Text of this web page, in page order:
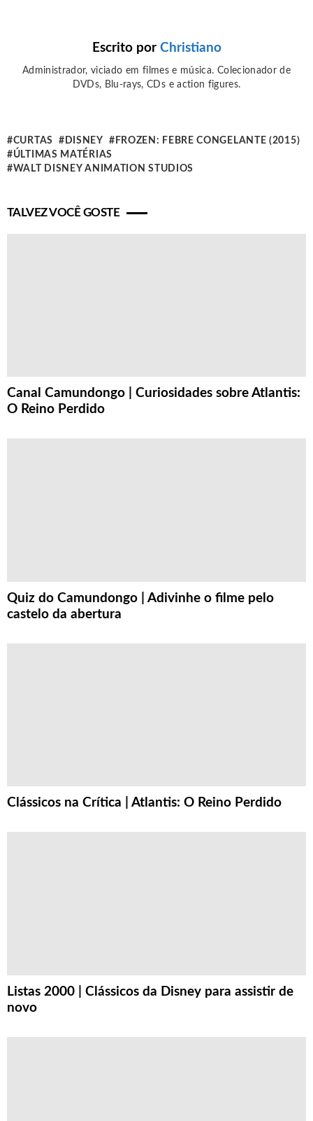
Escrito por Christiano
Administrador, viciado em filmes e música. Colecionador de
DVDs, Blu-rays, CDs e action figures.
CURTAS DISNEY
FROZEN: FEBRE CONGELANTE (2015)
ÚLTIMAS MATÉRIAS
WALT DISNEY ANIMATION STUDIOS
TALVEZ VOCÊ GOSTE
Canal Camundongo | Curiosidades sobre Atlantis:
O Reino Perdido
Quiz do Camundongo | Adivinhe o filme pelo
castelo da abertura
Clássicos na Crítica | Atlantis: O Reino Perdido
Listas 2000 | Clássicos da Disney para assistir de
novo